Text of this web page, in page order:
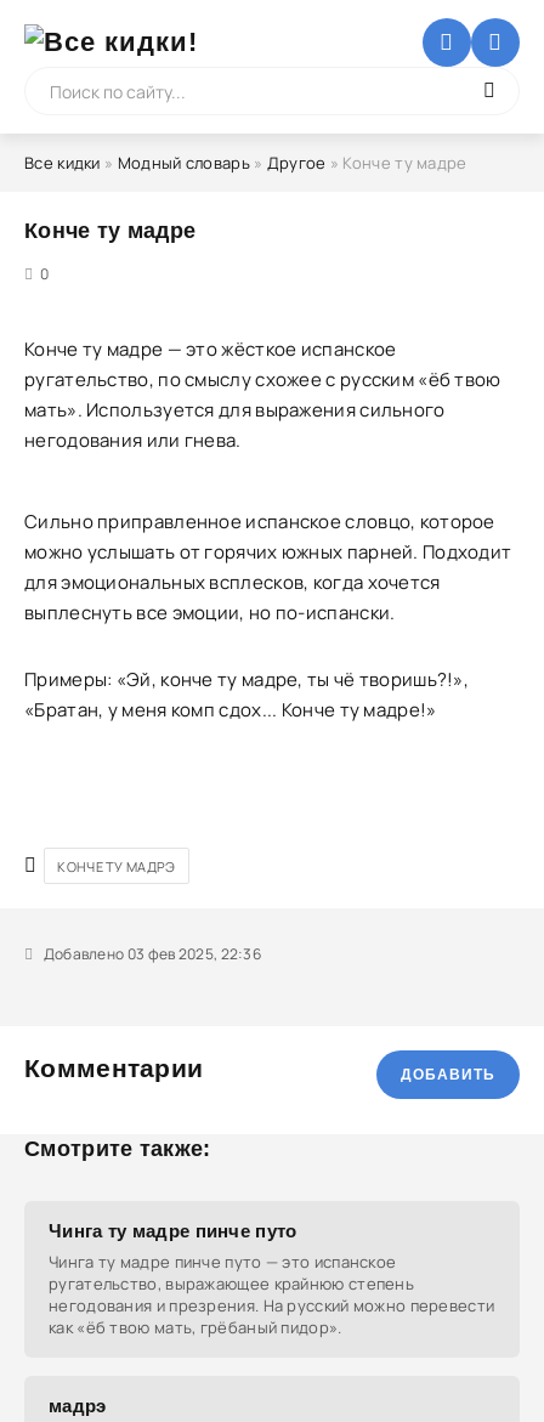
Все кидки » Модный словарь» Другое » Конче ту мадре
Конче ту мадре
0
Конче ту мадре — это жёсткое испанское
ругательство, по смыслу схожее с русским «ёб твою
мать». Используется для выражения сильного
негодования или гнева.
Сильно приправленное испанское словцо, которое
можно услышать от горячих южных парней. Подходит
для эмоциональных всплесков, когда хочется
выплеснуть все эмоции, но по-испански.
Примеры: «Эй, конче ту мадре, ты чё творишь?!»,
«Братан, у меня комп сдох... Конче ту мадре!»
КОНЧЕ ТУ МАДРЭ
Добавлено 03 фев 2025, 22:36
Комментарии ДОБАВИТЬ
Смотрите также:
Чинга ту мадре пинчe путо
Чинга ту мадре пинчe путо — это испанское
ругательство, выражающее крайнюю степень
негодования и презрения. На русский можно перевести
как «ёб твою мать, грёбаный пидор».
мадрэ